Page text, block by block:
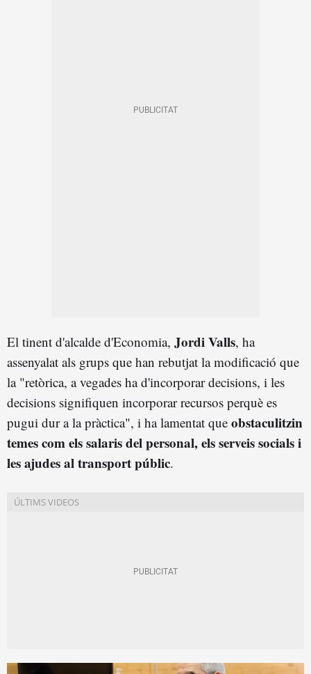
El tinent d'alcalde d'Economia, Jordi Valls, ha
assenyalat als grups que han rebutjat la modificació que
la "retòrica, a vegades ha d'incorporar decisions, i les
decisions signifiquen incorporar recursos perquè es
pugui dur a la pràctica", i ha lamentat que obstaculitzin
temes com els salaris del personal, els serveis socials i
les ajudes al transport públic.